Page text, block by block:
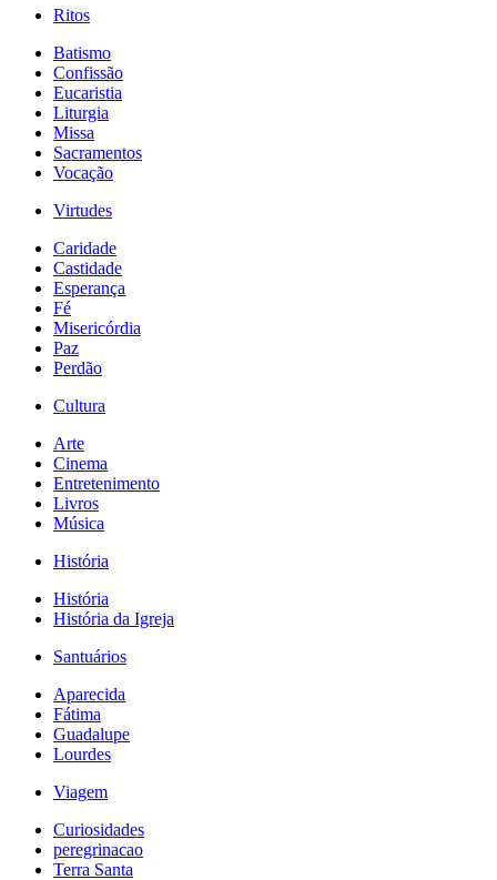
Ritos
Batismo
Confissão
Eucaristia
Liturgia
Missa
Sacramentos
Vocação
Virtudes
Caridade
Castidade
Esperança
Fé
Misericórdia
Paz
Perdão
Cultura
Arte
Cinema
Entretenimento
Livros
Música
História
História
História da Igreja
Santuários
Aparecida
Fátima
Guadalupe
Lourdes
Viagem
Curiosidades
peregrinacao
Terra Santa